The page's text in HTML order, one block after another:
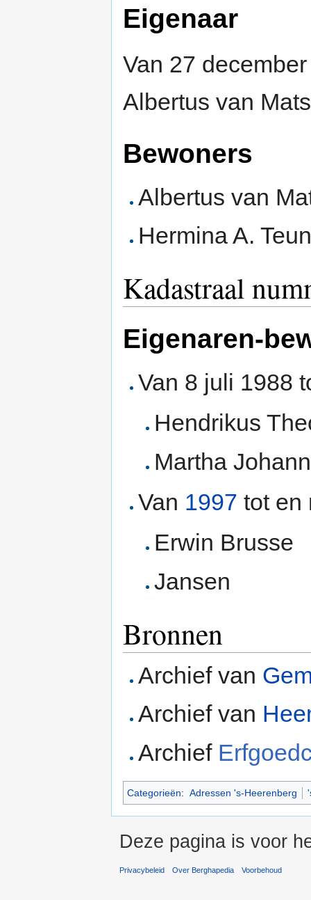
Eigenaar
Van 27
Albertus van
Bewoners
Albertus van
Hermina A.
Kadastraal
Eigenaren-
Van 8 juli 1988
Hendrikus
Martha
Van 1997 tot
Erwin Brusse
Jansen
Bronnen
Archief van
Archief van
Archief
Categorieën: Adressen 's-Heerenberg
Deze pagina is voor
Privacybeleid Over Berghapedia Voorbehoud